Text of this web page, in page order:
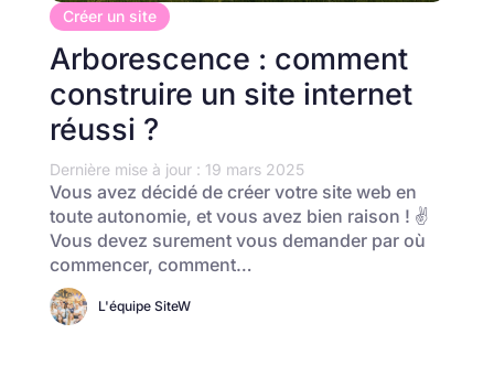
Créer un site
Arborescence : comment
construire un site internet
réussi ?
Dernière mise à jour : 19 mars 2025
Vous avez décidé de créer votre site web en
toute autonomie, et vous avez bien raison ! ✌️
Vous devez surement vous demander par où
commencer, comment…
L'équipe SiteW